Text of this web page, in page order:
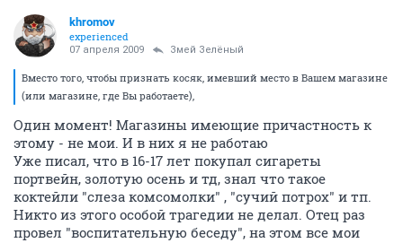
khromov
experienced
07 апреля 2009 Змей Зелёный
Вместо того, чтобы признать косяк, имевший место в Вашем магазине
(или магазине, где Вы работаете),
Один момент! Магазины имеющие причастность к
этому - не мои. И в них я не работаю
Уже писал, что в 16-17 лет покупал сигареты
портвейн, золотую осень и тд, знал что такое
коктейли "слеза комсомолки" , "сучий потрох" и тп.
Никто из этого особой трагедии не делал. Отец раз
провел "воспитательную беседу", на этом все мои